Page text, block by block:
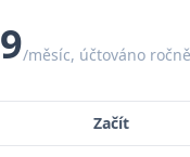
/měsíc, účtováno ročně
Začít